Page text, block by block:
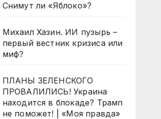
Снимут ли «Яблоко»?
Михаил Хазин. ИИ пузырь –
первый вестник кризиса или
миф?
ПЛАНЫ ЗЕЛЕНСКОГО
ПРОВАЛИЛИСЬ! Украина
находится в блокаде? Трамп
не поможет! | «Моя правда»